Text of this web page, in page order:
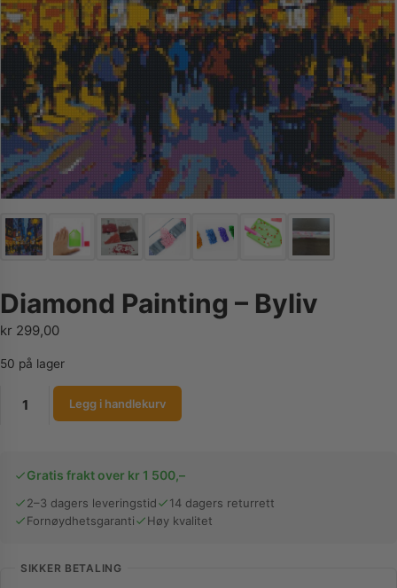
Diamond Painting – Byliv
kr 299,00
50 på lager
Diamond
antall
Legg i handlekurv
Gratis frakt over kr 1 500,–
2–3 dagers leveringstid
14 dagers returrett
Fornøydhetsgaranti
Høy kvalitet
SIKKER BETALING